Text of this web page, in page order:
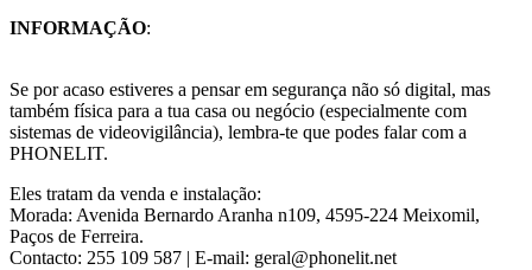
INFORMAÇÃO:
Se por acaso estiveres a pensar em segurança não só digital, mas
também física para a tua casa ou negócio (especialmente com
sistemas de videovigilância), lembra-te que podes falar com a
PHONELIT.
Eles tratam da venda e instalação:
Morada: Avenida Bernardo Aranha n109, 4595-224 Meixomil,
Paços de Ferreira.
Contacto: 255 109 587 | E-mail: geral@phonelit.net